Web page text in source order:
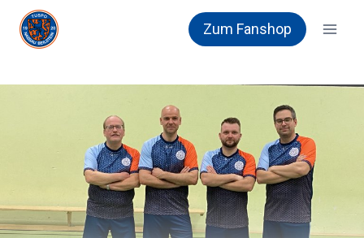
Zum
Inhalt
springen
Zum Fanshop